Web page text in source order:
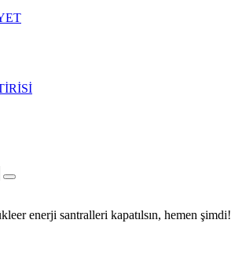
enerji santralleri kapatılsın, hemen şimdi!